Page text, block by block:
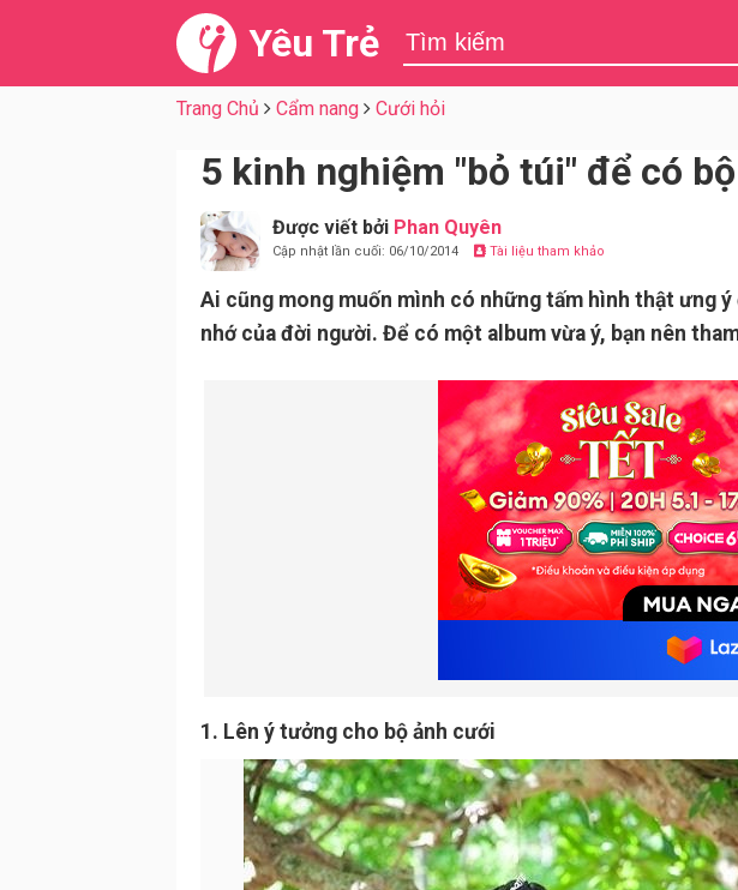
Yêu Trẻ
Trang Chủ Cẩm nang Cưới hỏi
5 kinh nghiệm "bỏ túi" để có
Được viết bởi Phan Quyên
Cập nhật lần cuối: 06/10/2014 Tài liệu tham khảo
Ai cũng mong muốn mình có những tấm hình thật ưng
nhớ của đời người. Để có một album vừa ý, bạn nên
1. Lên ý tưởng cho bộ ảnh cưới